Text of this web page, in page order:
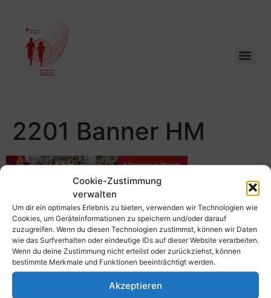
Cookie-Zustimmung
verwalten
Um dir ein optimales Erlebnis zu bieten, verwenden wir Technologien wie
Cookies, um Geräteinformationen zu speichern und/oder darauf
zuzugreifen. Wenn du diesen Technologien zustimmst, können wir Daten
wie das Surfverhalten oder eindeutige IDs auf dieser Website verarbeiten.
Wenn du deine Zustimmung nicht erteilst oder zurückziehst, können
bestimmte Merkmale und Funktionen beeinträchtigt werden.
Akzeptieren
2201 Banner HM
Schreibe einen Kommentar
Du musstangemeldetsein, um einen Kommentar
abzugeben.